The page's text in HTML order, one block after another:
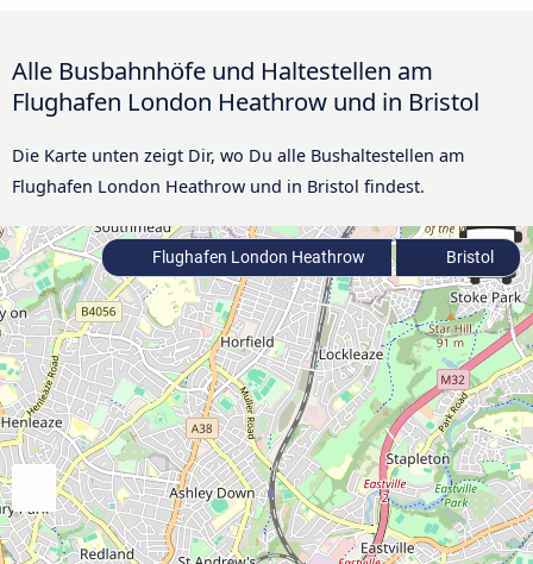
Alle Busbahnhöfe und Haltestellen am
Flughafen London Heathrow und in Bristol
Die Karte unten zeigt Dir, wo Du alle Bushaltestellen am
Flughafen London Heathrow und in Bristol findest.
Flughafen London Heathrow Bristol